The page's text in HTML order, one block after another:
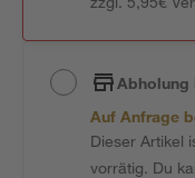
Abholung
Auf Anfrage
Dieser Artikel
vorrätig. Du